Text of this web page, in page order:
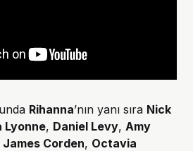
Rihanna’nın yanı sıra Nick
Lyonne, Daniel Levy,Amy
James Corden, Octavia